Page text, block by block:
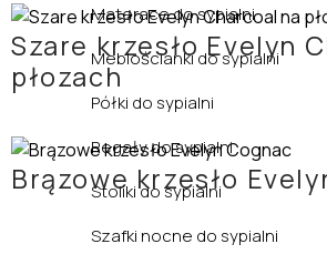
Materace do sypialni
Meblościanki do sypialni
Półki do sypialni
Regały do sypialni
Stoliki do sypialni
Szafki nocne do sypialni
Szare krzesło Evelyn
płozach
Brązowe krzesło